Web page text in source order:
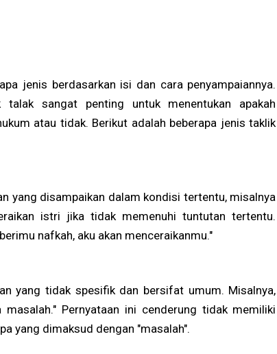
jenis berdasarkan isi dan cara penyampaiannya.
sangat penting untuk menentukan apakah
atau tidak. Berikut adalah beberapa jenis taklik
yang disampaikan dalam kondisi tertentu, misalnya
istri jika tidak memenuhi tuntutan tertentu.
nafkah, aku akan menceraikanmu."
yang tidak spesifik dan bersifat umum. Misalnya,
Pernyataan ini cenderung tidak memiliki
yang dimaksud dengan "masalah".